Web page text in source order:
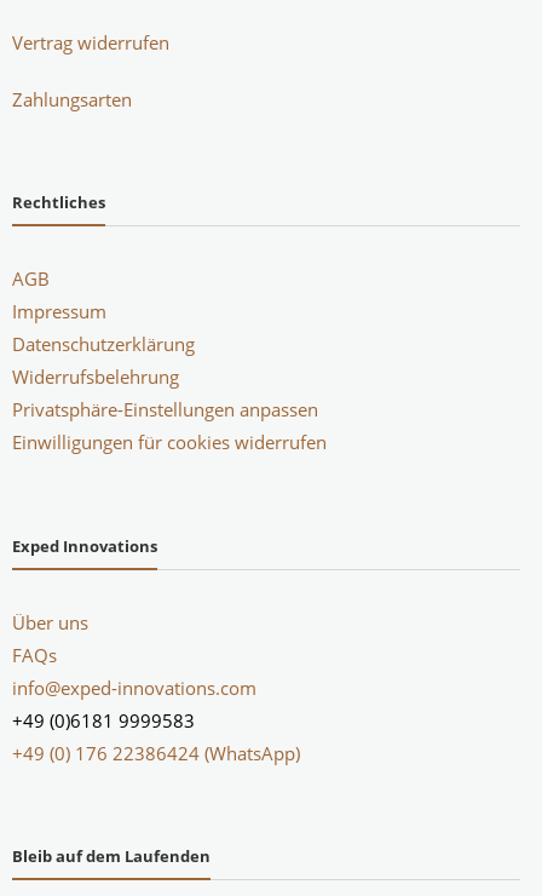
Vertrag widerrufen
Zahlungsarten
Rechtliches
AGB
Impressum
Datenschutzerklärung
Widerrufsbelehrung
Privatsphäre-Einstellungen anpassen
Einwilligungen für cookies widerrufen
Exped Innovations
Über uns
FAQs
info@exped-innovations.com
+49 (0)6181 9999583
+49 (0) 176 22386424 (WhatsApp)
Bleib auf dem Laufenden